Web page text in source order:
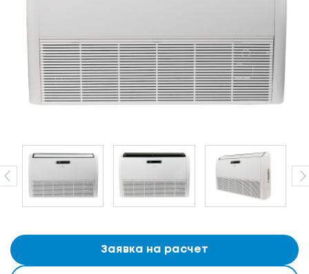
Заявка на расчет